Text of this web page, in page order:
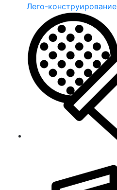
Лего-конструирование